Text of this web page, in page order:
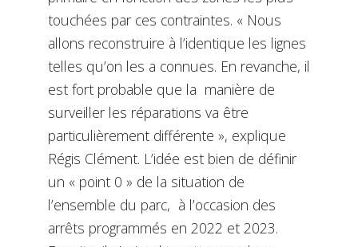
touchées par ces contraintes. « Nous
allons reconstruire à l’identique les lignes
telles qu’on les a connues. En revanche, il
est fort probable que la manière de
surveiller les réparations va être
particulièrement différente », explique
Régis Clément. L’idée est bien de définir
un « point 0 » de la situation de
l’ensemble du parc, à l’occasion des
arrêts programmés en 2022 et 2023.